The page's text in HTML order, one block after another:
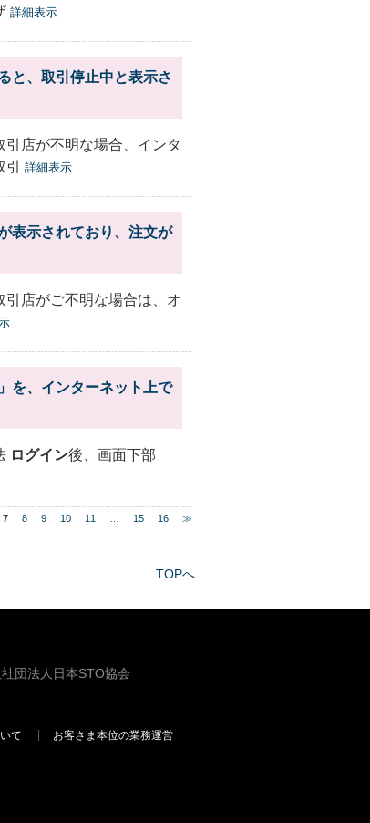
詳細表示
と、取引停止中と表示さ
店が不明な場合、インタ
引 詳細表示
表示されており、注文が
店がご不明な場合は、オ
を、インターネット上で
ログイン後、画面下部
7 8 9 10 11 15 16 ≫
TOPへ
団法人日本STO協会
て
お客さま本位の業務運営